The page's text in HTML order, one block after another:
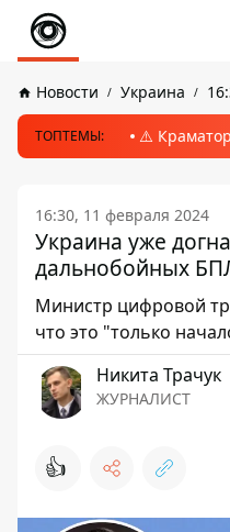
Новости Украина
ТОПТЕМЫ: ⚠️
16:30, 11 февраля 2024
Украина уже
дальнобойных
Министр цифровой
что это "только
Никита Трачук
ЖУРНАЛИСТ
👍